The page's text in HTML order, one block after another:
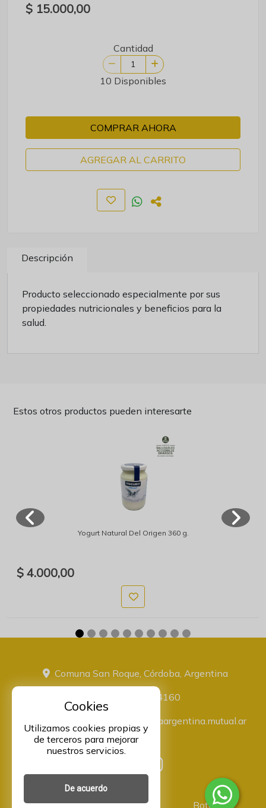
Cookies
Utilizamos cookies propias y
de terceros para mejorar
nuestros servicios.
De acuerdo
$ 15.000,00
Cantidad
10 Disponibles
COMPRAR AHORA
AGREGAR AL CARRITO
Descripción
Producto seleccionado especialmente por sus
propiedades nutricionales y beneficios para la
salud.
Estos otros productos pueden interesarte
Yogurt Natural Del Origen 360 g.
$ 4.000,00
Comuna San Roque, Córdoba, Argentina
+543516774160
administracion@proveeduriaargentina.mutual.ar
Asociación Mutual Integrantes Botón de